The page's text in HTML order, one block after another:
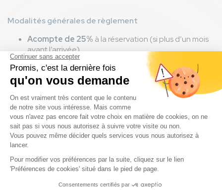
Modalités générales de règlement
Acompte de 25% à la réservation (si plus d’un mois
avant l’arrivée).
Solde à régler 1 mois avant le séjour
juin pour les vacances d’été.
Paiement échelonné possible sans frais(en ligne
Leschèques vacances et chèques cadeaux
doivent être reçus sous 8 jours pour valider la
réservation.
Si le montant des chèques n’atteint pas l’acompte ou